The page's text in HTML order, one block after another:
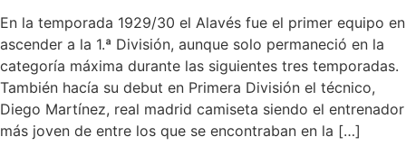
En la temporada 1929/30 el Alavés fue el primer equipo en
ascender a la 1.ª División, aunque solo permaneció en la
categoría máxima durante las siguientes tres temporadas.
También hacía su debut en Primera División el técnico,
Diego Martínez, real madrid camiseta siendo el entrenador
más joven de entre los que se encontraban en la […]